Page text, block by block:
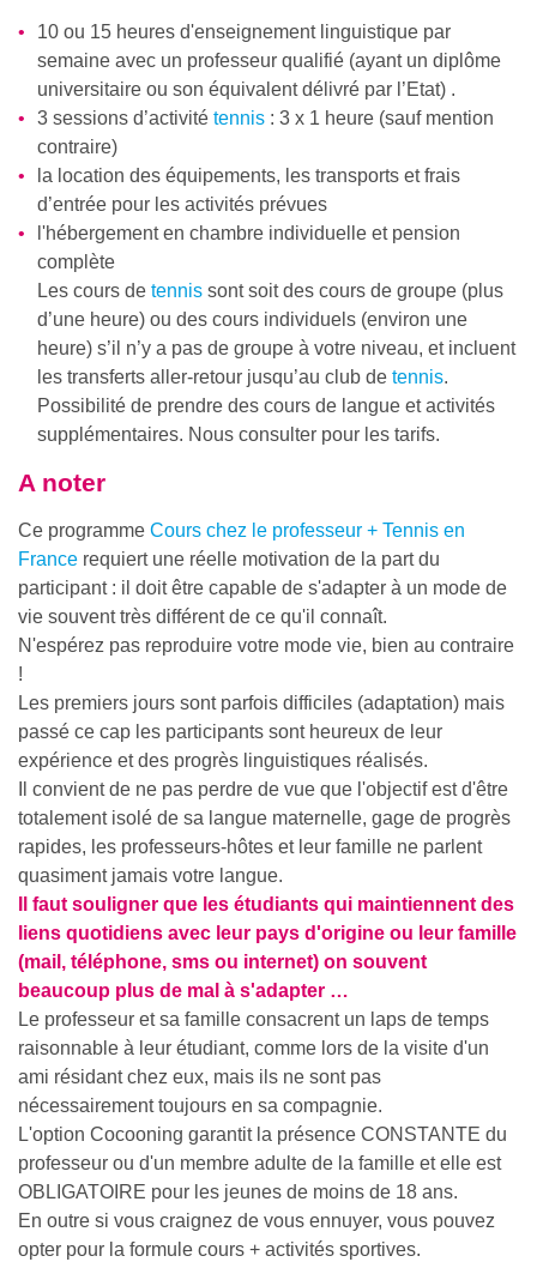
10 ou 15 heures d'enseignement linguistique par
semaine avec un professeur qualifié (ayant un diplôme
universitaire ou son équivalent délivré par l’Etat) .
3 sessions d’activité tennis : 3 x 1 heure (sauf mention
contraire)
la location des équipements, les transports et frais
d’entrée pour les activités prévues
l'hébergement en chambre individuelle et pension
complète
Les cours de tennis sont soit des cours de groupe (plus
d’une heure) ou des cours individuels (environ une
heure) s’il n’y a pas de groupe à votre niveau, et incluent
les transferts aller-retour jusqu’au club de tennis.
Possibilité de prendre des cours de langue et activités
supplémentaires. Nous consulter pour les tarifs.
A noter
Ce programme Cours chez le professeur + Tennis en
France requiert une réelle motivation de la part du
participant : il doit être capable de s'adapter à un mode de
vie souvent très différent de ce qu'il connaît.
N'espérez pas reproduire votre mode vie, bien au contraire
!
Les premiers jours sont parfois difficiles (adaptation) mais
passé ce cap les participants sont heureux de leur
expérience et des progrès linguistiques réalisés.
Il convient de ne pas perdre de vue que l'objectif est d'être
totalement isolé de sa langue maternelle, gage de progrès
rapides, les professeurs-hôtes et leur famille ne parlent
quasiment jamais votre langue.
Il faut souligner que les étudiants qui maintiennent des
liens quotidiens avec leur pays d'origine ou leur famille
(mail, téléphone, sms ou internet) on souvent
beaucoup plus de mal à s'adapter …
Le professeur et sa famille consacrent un laps de temps
raisonnable à leur étudiant, comme lors de la visite d'un
ami résidant chez eux, mais ils ne sont pas
nécessairement toujours en sa compagnie.
L'option Cocooning garantit la présence CONSTANTE du
professeur ou d'un membre adulte de la famille et elle est
OBLIGATOIRE pour les jeunes de moins de 18 ans.
En outre si vous craignez de vous ennuyer, vous pouvez
opter pour la formule cours + activités sportives.